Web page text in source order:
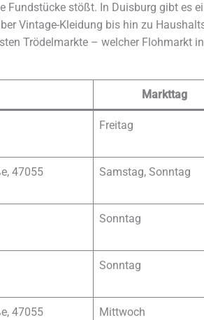
Fundstücke stößt. In Duisburg gibt es
Vintage-Kleidung bis hin zu
Trödelmarkte – welcher Flohmarkt
Markttag
Freitag
47055
Samstag, Sonntag
Sonntag
Sonntag
47055
Mittwoch